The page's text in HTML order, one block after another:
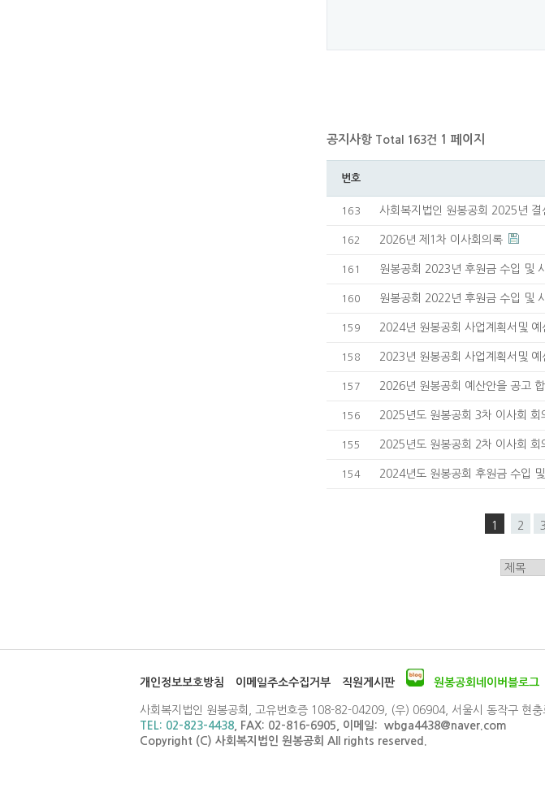
공지사항 Total 163건 1 페이지
번호
163 사회복지법인 원봉공회 2025년 결
162 2026년 제1차 이사회의록
161 원봉공회 2023년 후원금 수입 및
160 원봉공회 2022년 후원금 수입 및
159 2024년 원봉공회 사업계획서및 예
158 2023년 원봉공회 사업계획서및 예
157 2026년 원봉공회 예산안을 공고 합
156 2025년도 원봉공회 3차 이사회 회
155 2025년도 원봉공회 2차 이사회 회
154 2024년도 원봉공회 후원금 수입
1 2 3
개인정보보호방침 이메일주소수집거부 직원게시판 원봉공회네이버블로그
사회복지법인 원봉공회, 고유번호증 108-82-04209, (우) 06904, 서울시 동작구 현
TEL: 02-823-4438 , FAX: 02-816-6905, 이메일: wbga4438@naver.com
Copyright (C) 사회복지법인 원봉공회 All rights reserved.